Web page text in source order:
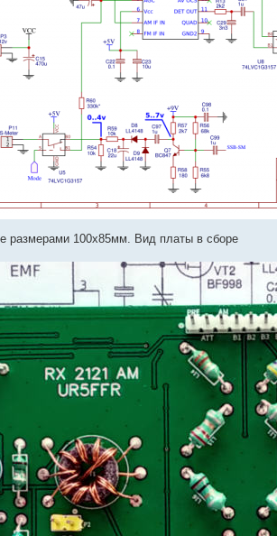
размерами 100х85мм. Вид платы в сборе